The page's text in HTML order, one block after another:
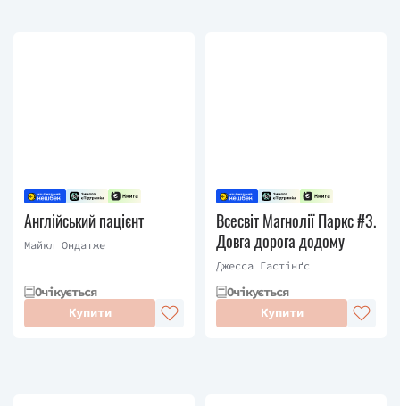
Англійський пацієнт
Майкл Ондатже
Очікується
Купити
Всесвіт Магнолії Паркс #3.
Довга дорога додому
Джесса Гастінґс
Очікується
Купити